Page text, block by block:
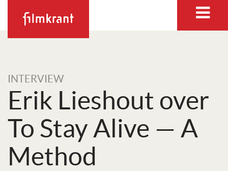
INTERVIEW
Erik Lieshout over
To Stay Alive — A
Method